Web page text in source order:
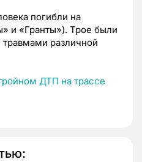
погибли на
и «Гранты»). Трое были
различной
ДТП на трассе